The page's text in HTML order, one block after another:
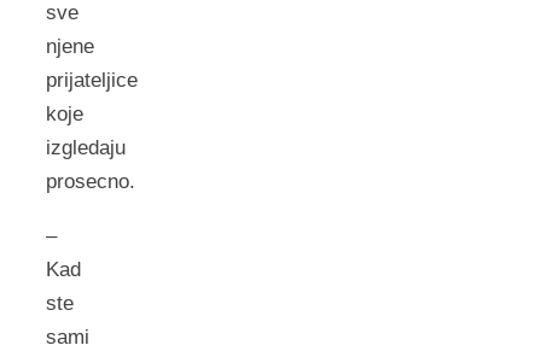
sve
njene
prijateljice
koje
izgledaju
prosecno.
–
Kad
ste
sami